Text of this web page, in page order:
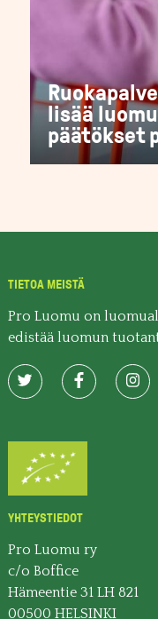
lisää
päätökset
TIETOA MEISTÄ
Pro Luomu on
edistää luomun
YHTEYSTIEDOT
Pro Luomu ry
c/o Boffice
Hämeentie 31 LH 821
00500 HELSINKI